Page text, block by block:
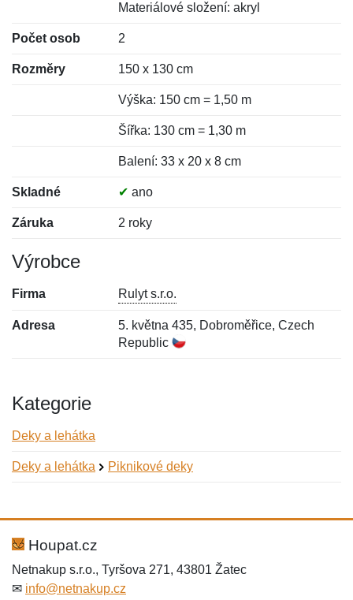
Materiálové složení: akryl
Počet osob 2
Rozměry 150 x 130 cm
Výška: 150 cm = 1,50 m
Šířka: 130 cm = 1,30 m
Balení: 33 x 20 x 8 cm
Skladné ✔ ano
Záruka 2 roky
Výrobce
Firma Rulyt s.r.o.
Adresa
5. května 435, Dobroměřice, Czech
Republic
Kategorie
Deky a lehátka
Deky a lehátka Piknikové deky
Hodnocení:
Jméno:
Houpat.cz
Netnakup s.r.o., Tyršova 271, 43801 Žatec
✉ info@netnakup.cz